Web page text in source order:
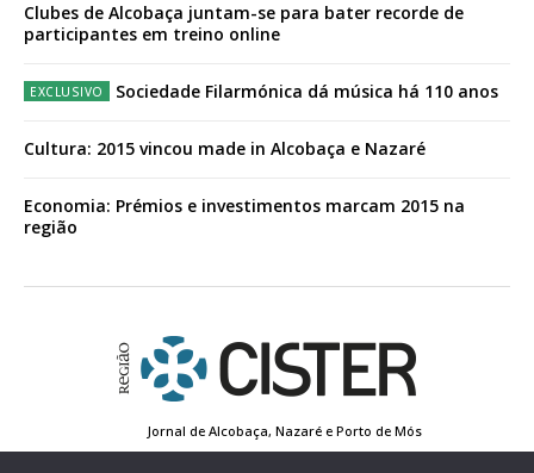
Clubes de Alcobaça juntam-se para bater recorde de
participantes em treino online
Sociedade Filarmónica dá música há 110 anos
Cultura: 2015 vincou made in Alcobaça e Nazaré
Economia: Prémios e investimentos marcam 2015 na
região
Jornal de Alcobaça, Nazaré e Porto de Mós